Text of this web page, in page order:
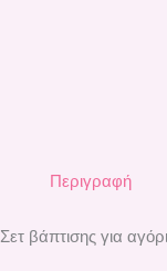
Περιγραφή
Σετ βάπτισης για